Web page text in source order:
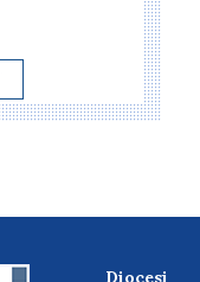
Diocesi